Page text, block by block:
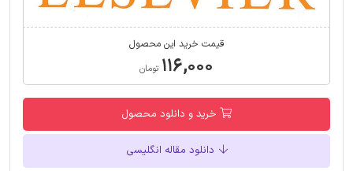
قیمت خرید این محصول
۱۱۶,۰۰۰ تومان
خرید و دانلود محصول
دانلود مقاله انگلیسی